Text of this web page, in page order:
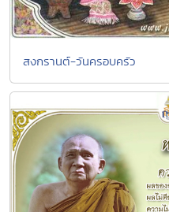
สงกรานต์-วันครอบครัว